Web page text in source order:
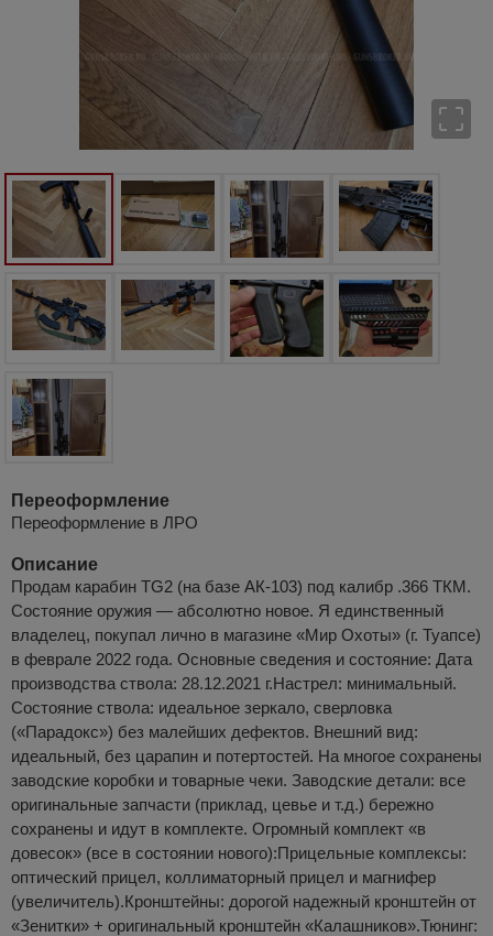
Переоформление
Переоформление в ЛРО
Описание
Продам карабин TG2 (на базе АК-103) под калибр .366 ТКМ.
Состояние оружия — абсолютно новое. Я единственный
владелец, покупал лично в магазине «Мир Охоты» (г. Туапсе)
в феврале 2022 года. Основные сведения и состояние: Дата
производства ствола: 28.12.2021 г.Настрел: минимальный.
Состояние ствола: идеальное зеркало, сверловка
(«Парадокс») без малейших дефектов. Внешний вид:
идеальный, без царапин и потертостей. На многое сохранены
заводские коробки и товарные чеки. Заводские детали: все
оригинальные запчасти (приклад, цевье и т.д.) бережно
сохранены и идут в комплекте. Огромный комплект «в
довесок» (все в состоянии нового):Прицельные комплексы:
оптический прицел, коллиматорный прицел и магнифер
(увеличитель).Кронштейны: дорогой надежный кронштейн от
«Зенитки» + оригинальный кронштейн «Калашников».Тюнинг: